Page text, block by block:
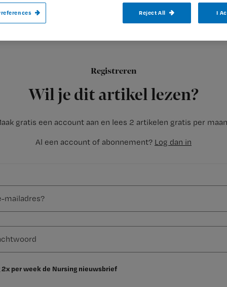
Registreren
Wil je dit artikel lezen?
gratis een account aan en lees 2 artikelen gratis per
Al een account of abonnement? Log dan in
2x per week de Nursing nieuwsbrief
Verpleegkundigen van het Maasstad
Reject All I